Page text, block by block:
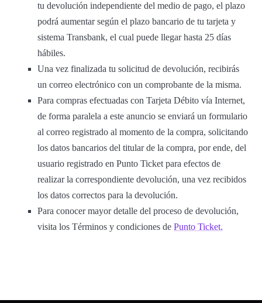
tu devolución independiente del medio de pago, el plazo
podrá aumentar según el plazo bancario de tu tarjeta y
sistema Transbank, el cual puede llegar hasta 25 días
hábiles.
Una vez finalizada tu solicitud de devolución, recibirás
un correo electrónico con un comprobante de la misma.
Para compras efectuadas con Tarjeta Débito vía Internet,
de forma paralela a este anuncio se enviará un formulario
al correo registrado al momento de la compra, solicitando
los datos bancarios del titular de la compra, por ende, del
usuario registrado en Punto Ticket para efectos de
realizar la correspondiente devolución, una vez recibidos
los datos correctos para la devolución.
Para conocer mayor detalle del proceso de devolución,
visita los Términos y condiciones de Punto Ticket.